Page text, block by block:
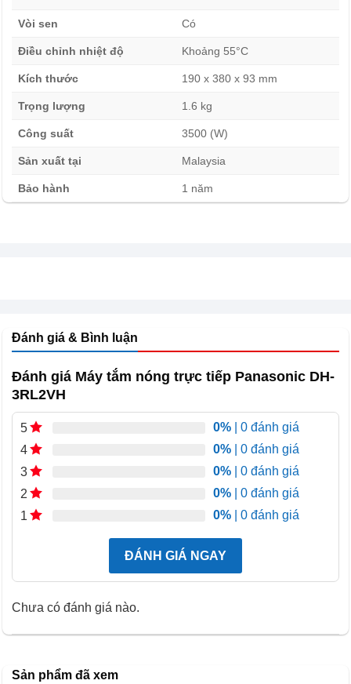
Vòi sen Có
Điều chỉnh nhiệt độ Khoảng 55°C
Kích thước 190 x 380 x 93 mm
Trọng lượng 1.6 kg
Công suất 3500 (W)
Sản xuất tại Malaysia
Bảo hành 1 năm
Đánh giá & Bình luận
Đánh giá Máy tắm nóng trực tiếp Panasonic DH-
3RL2VH
5 0% | 0 đánh giá
4
0% | 0 đánh giá
3
0% | 0 đánh giá
2
0% | 0 đánh giá
1
0% | 0 đánh giá
ĐÁNH GIÁ NGAY
Chưa có đánh giá nào.
Sản phẩm đã xem